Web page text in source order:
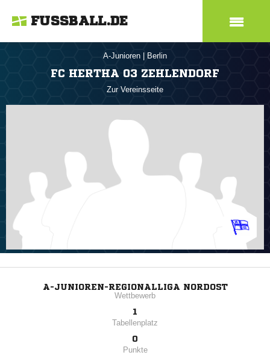
FUSSBALL.DE
A-Junioren Berlin
FC HERTHA 03 ZEHLENDORF
Zur Vereinsseite
A-JUNIOREN-REGIONALLIGA NORDOST
Wettbewerb
1
Tabellenplatz
0
Punkte